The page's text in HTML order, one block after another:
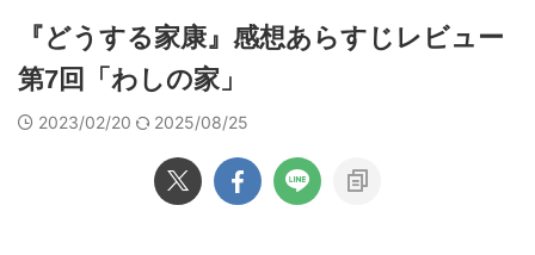
『どうする家康』感想あらすじレビュー
第7回「わしの家」
2023/02/20 2025/08/25